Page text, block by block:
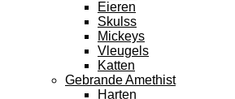
Eieren
Skulss
Mickeys
Vleugels
Katten
Gebrande Amethist
Harten